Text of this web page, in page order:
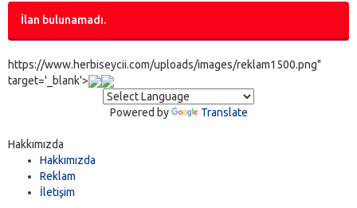
İlan bulunamadı.
https://www.herbiseycii.com/uploads/images/reklam1500.png"
target='_blank'>
Powered by Translate
Hakkımızda
Hakkımızda
Reklam
İletişim